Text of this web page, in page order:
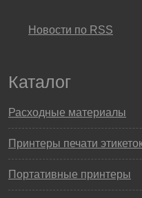
Новости по RSS
Каталог
Расходные материалы
Принтеры печати
Портативные принтеры